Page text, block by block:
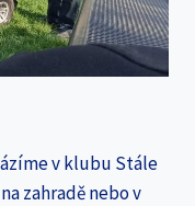
v klubu Stále
zahradě nebo v